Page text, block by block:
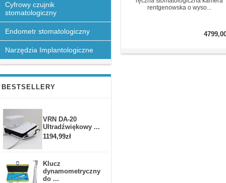
Cyfrowy czujnik
stomatologiczny
Endometr stomatologiczny
Narzędzia Implantologiczne
BESTSELLERY
VRN DA-20
Ultradźwiękowy ...
1194,99zł
Klucz
dynamometryczny
do ...
rentgenowska o wyso...